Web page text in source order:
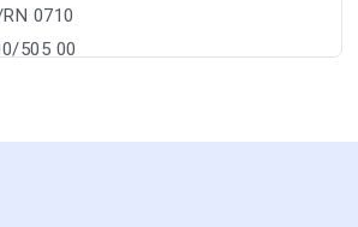
0710
505 00